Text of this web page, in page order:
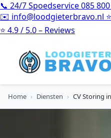
📞 24/7 Spoedservice085
✉️ info@loodgieterbravo.nl ⭐
⭐ 4.9 / 5.0 – Reviews
Home › Diensten › CV Storing